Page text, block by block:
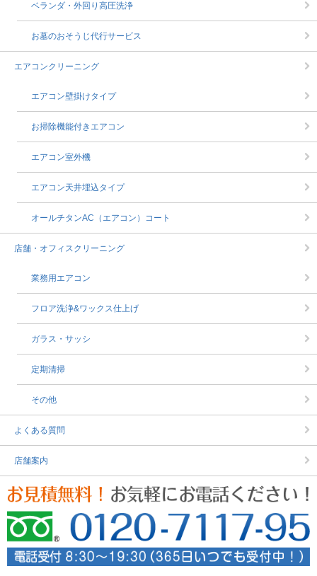
ベランダ・外回り高圧洗浄
お墓のおそうじ代行サービス
エアコンクリーニング
エアコン壁掛けタイプ
お掃除機能付きエアコン
エアコン室外機
エアコン天井埋込タイプ
オールチタンAC（エアコン）コート
店舗・オフィスクリーニング
業務用エアコン
フロア洗浄&ワックス仕上げ
ガラス・サッシ
定期清掃
その他
よくある質問
店舗案内